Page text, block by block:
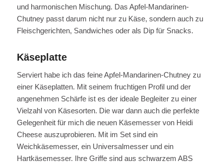
und harmonischen Mischung. Das Apfel-Mandarinen-
Chutney passt darum nicht nur zu Käse, sondern auch zu
Fleischgerichten, Sandwiches oder als Dip für Snacks.
Käseplatte
Serviert habe ich das feine Apfel-Mandarinen-Chutney zu
einer Käseplatten. Mit seinem fruchtigen Profil und der
angenehmen Schärfe ist es der ideale Begleiter zu einer
Vielzahl von Käsesorten. Die war dann auch die perfekte
Gelegenheit für mich die neuen Käsemesser von Heidi
Cheese auszuprobieren. Mit im Set sind ein
Weichkäsemesser, ein Universalmesser und ein
Hartkäsemesser. Ihre Griffe sind aus schwarzem ABS